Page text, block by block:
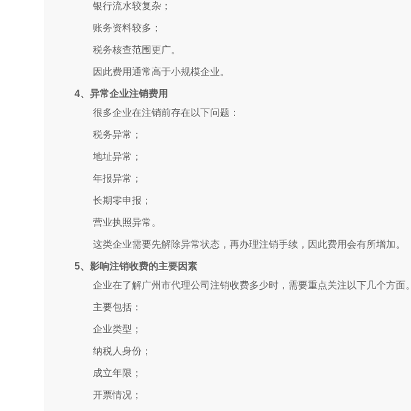
银行流水较复杂；
账务资料较多；
税务核查范围更广。
因此费用通常高于小规模企业。
4、异常企业注销费用
很多企业在注销前存在以下问题：
税务异常；
地址异常；
年报异常；
长期零申报；
营业执照异常。
这类企业需要先解除异常状态，再办理注销手续，因此费用会有所增加。
5、影响注销收费的主要因素
企业在了解广州市代理公司注销收费多少时，需要重点关注以下几个方面。
主要包括：
企业类型；
纳税人身份；
成立年限；
开票情况；